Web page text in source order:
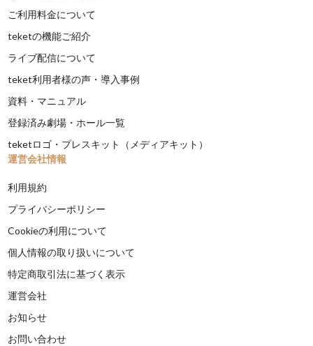
ご利用料金について
teketの機能ご紹介
ライブ配信について
teket利用者様の声・導入事例
資料・マニュアル
登録済み劇場・ホール一覧
teketロゴ・プレスキット（メディアキット）
運営会社情報
利用規約
プライバシーポリシー
Cookieの利用について
個人情報の取り扱いについて
特定商取引法に基づく表示
運営会社
お知らせ
お問い合わせ